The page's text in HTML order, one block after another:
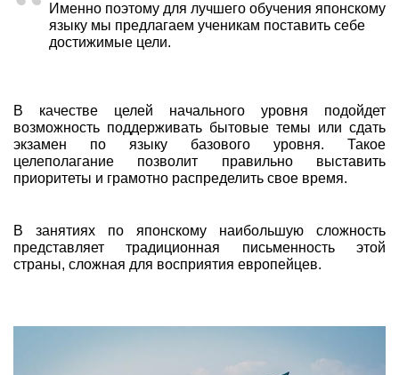
Именно поэтому для лучшего обучения японскому
языку мы предлагаем ученикам поставить себе
достижимые цели.
В качестве целей начального уровня подойдет
возможность поддерживать бытовые темы или сдать
экзамен по языку базового уровня. Такое
целеполагание позволит правильно выставить
приоритеты и грамотно распределить свое время.
В занятиях по японскому наибольшую сложность
представляет традиционная письменность этой
страны, сложная для восприятия европейцев.